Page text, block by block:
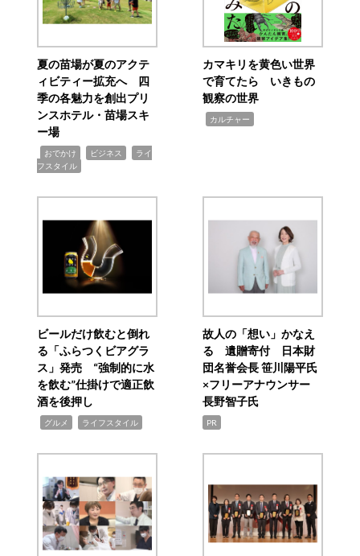
夏の苗場が夏のアクテ
ィビティー拡充へ 四
季の各魅力を創出プリ
ンスホテル・苗場スキ
ー場
おでかけ ビジネス
ライ
フスタイル
カマキリを黄色い世界
で育てたら いきもの
観察の世界
カルチャー
ビールだけ飲むと倒れ
る「ふらつくビアグラ
ス」発売 “強制的に水
を飲む”仕掛けで適正飲
酒を後押し
グルメ ライフスタイル
故人の「想い」かなえ
る 遺贈寄付 日本財
団名誉会長 笹川陽平氏
×フリーアナウンサー
長野智子氏
PR